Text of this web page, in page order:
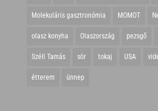
Molekuláris gasztronómia MOMOT
olasz konyha Olaszország pezsgő
Széll Tamás sör tokaj USA
étterem ünnep